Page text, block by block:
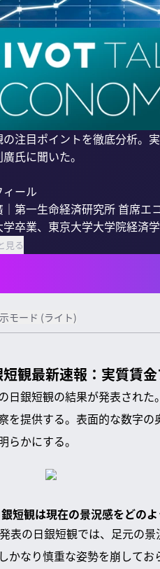
の注目ポイントを徹底分析。
氏に聞いた。
ール
第一生命経済研究所 首席エ
卒業、東京大学大学院経済
見る
モード (ライト)
短観最新速報：実質賃
日銀短観の結果が発表され
を提供する。表面的な数字
らかにする。
短観は現在の景況感をどの
表の日銀短観では、足元の
かなり慎重な姿勢を崩して